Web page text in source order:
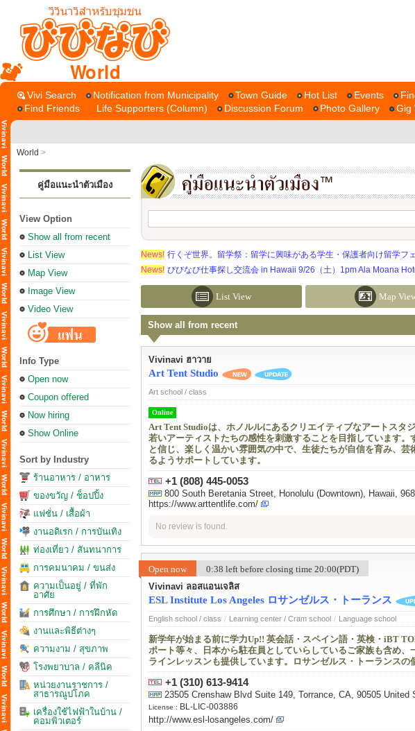
World
Vivi Search Notification from Municipality Town Guide Hot List Events
Find Friends
Life Supporters (Column) Discussion Forum Photo Gallery Gig
World >
คู่มือแนะนำตัวเมือง
View Option
Show all from recent
List View
Map View
Image View
Video View
Info Type
Open now
Coupon offered
Now hiring
Show Online
Sort by Industry
ร้านอาหาร / อาหาร
ของขวัญ / ช็อปปิ้ง
แฟชั่น / เสื้อผ้า
งานอดิเรก / การบันเทิง
ท่องเที่ยว / สันทนาการ
การคมนาคม / ขนส่ง
ความเป็นอยู่ / ที่พัก
อาศัย
การศึกษา / การฝึกหัด
งานและพิธีต่างๆ
ความงาม / สุขภาพ
โรงพยาบาล / คลีนิค
หน่วยงานราชการ /
สาธารณูปโภค
เครื่องใช้ไฟฟ้าในบ้าน /
คอมพิวเตอร์
News! 行くぞ世界。留学祭：留学に興味がある学生・保護者向け留学フ
News! びびなび仕事探し交流会 in Hawaii 9/26（土）1pm Ala Moana
List View Map
Show all from recent
Vivinavi ฮาวาย
Art Tent Studio
Art school / class
Online
Art Tent Studioは、ホノルルにあるクリエイティブなアートスタ
若いアーティストたちの感性を刺激することを目指しています
と信じ、楽しく温かい雰囲気の中で、生徒たちが自信を育み、
るようサポートしています。
+1 (808) 445-0053
800 South Beretania Street, Honolulu (Downtown), Hawaii,
https://www.arttentlife.com/
No review is found.
Open now
0:38 left before closing time 20:00(PDT)
Vivinavi ลอสแอนเจลิส
ESL Institute Los Angeles ロサンゼルス・トーランス
English school / class / Learning center / Cram school / Language school
新学年が始まる前に学力Up!! 英会話・スペイン語・英検・iBT
ポート等々、日本から駐在員としていらしているご家族も含め
ラインレッスンも提供しています。ロサンゼルス・トーランス
+1 (310) 613-9414
23505 Crenshaw Blvd Suite 149, Torrance, CA, 90505 United
License : BL-LIC-003886
http://www.esl-losangeles.com/